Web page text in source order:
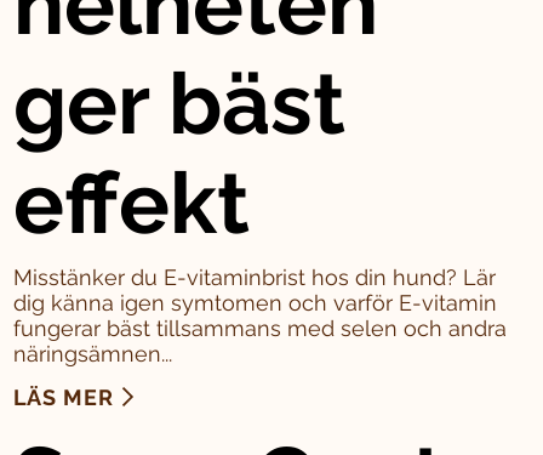
ger bäst
effekt
Misstänker du E-vitaminbrist hos din hund? Lär
dig känna igen symtomen och varför E-vitamin
fungerar bäst tillsammans med selen och andra
näringsämnen...
LÄS MER